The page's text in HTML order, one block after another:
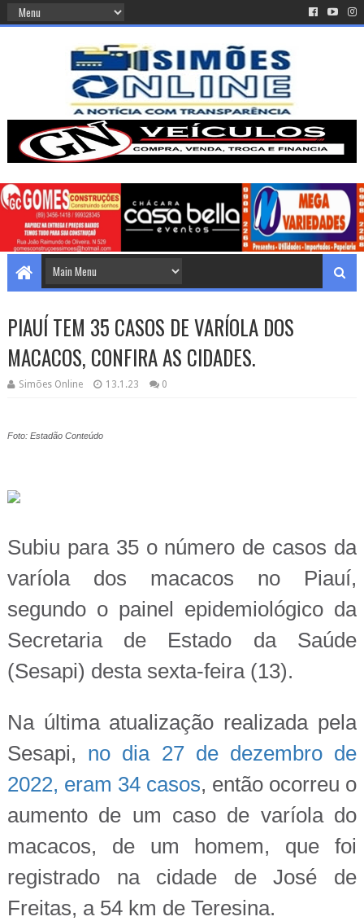
PIAUÍ TEM 35 CASOS DE VARÍOLA DOS
MACACOS, CONFIRA AS CIDADES.
Simões Online 13.1.23 0
Foto: Estadão Conteúdo
Subiu para 35 o número de casos da
varíola dos macacos no Piauí,
segundo o painel epidemiológico da
Secretaria de Estado da Saúde
(Sesapi) desta sexta-feira (13).
Na última atualização realizada pela
Sesapi, no dia 27 de dezembro de
2022, eram 34 casos, então ocorreu o
aumento de um caso de varíola do
macacos, de um homem, que foi
registrado na cidade de José de
Freitas, a 54 km de Teresina.